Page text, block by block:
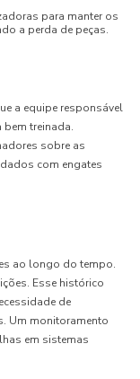
para manter os
a perda de peças.
a equipe responsável
treinada.
sobre as
com engates
ao longo do tempo.
Esse histórico
de
Um monitoramento
em sistemas